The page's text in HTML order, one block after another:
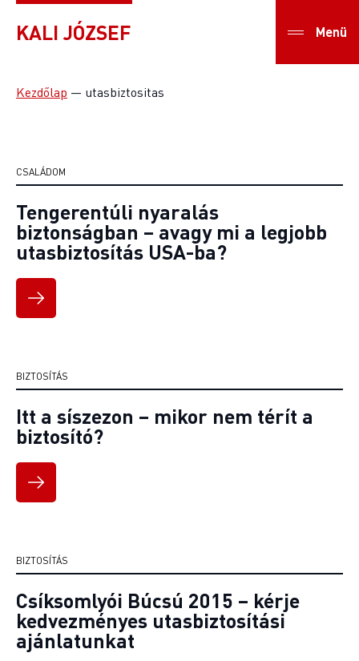
KALI JÓZSEF Menü
Kezdőlap — utasbiztositas
CSALÁDOM
Tengerentúli nyaralás
biztonságban – avagy mi a legjobb
utasbiztosítás USA-ba?
BIZTOSÍTÁS
Itt a síszezon – mikor nem térít a
biztosító?
BIZTOSÍTÁS
Csíksomlyói Búcsú 2015 – kérje
kedvezményes utasbiztosítási
ajánlatunkat